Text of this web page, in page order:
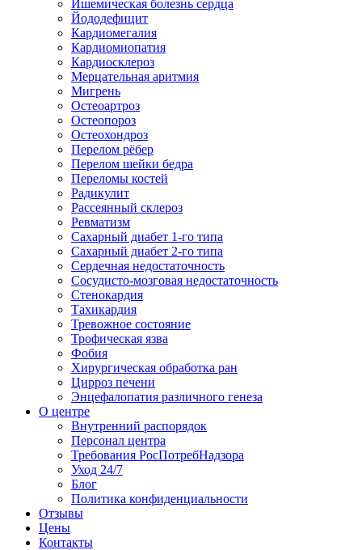
Ишемическая болезнь сердца
Йододефицит
Кардиомегалия
Кардиомиопатия
Кардиосклероз
Мерцательная аритмия
Мигрень
Остеоартроз
Остеопороз
Остеохондроз
Перелом рёбер
Перелом шейки бедра
Переломы костей
Радикулит
Рассеянный склероз
Ревматизм
Сахарный диабет 1-го типа
Сахарный диабет 2-го типа
Сердечная недостаточность
Сосудисто-мозговая недостаточность
Стенокардия
Тахикардия
Тревожное состояние
Трофическая язва
Фобия
Хирургическая обработка ран
Цирроз печени
Энцефалопатия различного генеза
О центре
Внутренний распорядок
Персонал центра
Требования РосПотребНадзора
Уход 24/7
Блог
Политика конфиденциальности
Отзывы
Цены
Контакты